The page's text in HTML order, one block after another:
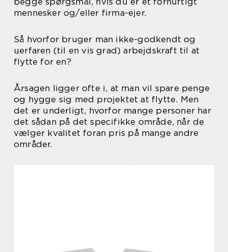
mennesker og/eller firma-ejer.
Så hvorfor bruger man ikke-godkendt og
uerfaren (til en vis grad) arbejdskraft til at
flytte for en?
Årsagen ligger ofte i, at man vil spare penge
og hygge sig med projektet at flytte. Men
det er underligt, hvorfor mange personer har
det sådan på det specifikke område, når de
vælger kvalitet foran pris på mange andre
områder.